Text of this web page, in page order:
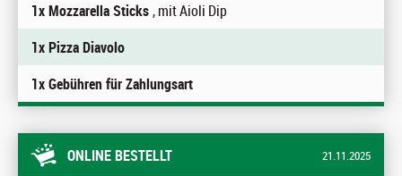
1x Mozzarella Sticks, mit Aioli Dip
1x Pizza Diavolo
1x Gebühren für Zahlungsart
ONLINE BESTELLT 21.11.2025